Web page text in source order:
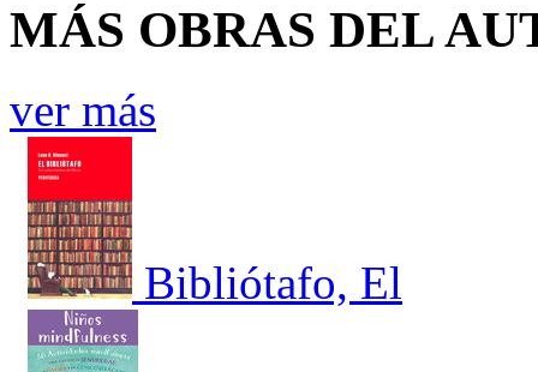
MÁS OBRAS DEL
ver más
Bibliótafo, El